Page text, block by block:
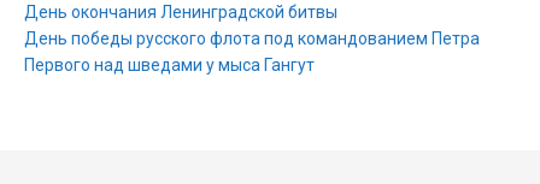
День окончания Ленинградской битвы
День победы русского флота под командованием Петра
Первого над шведами у мыса Гангут